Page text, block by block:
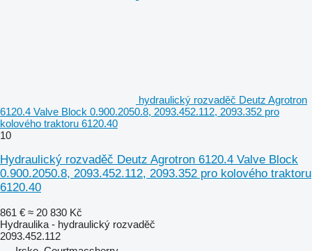
hydraulický rozvaděč Deutz Agrotron
6120.4 Valve Block 0.900.2050.8, 2093.452.112, 2093.352 pro
kolového traktoru 6120.40
10
Hydraulický rozvaděč Deutz Agrotron 6120.4 Valve Block
0.900.2050.8, 2093.452.112, 2093.352 pro kolového traktoru
6120.40
861 € ≈ 20 830 Kč
Hydraulika - hydraulický rozvaděč
2093.452.112